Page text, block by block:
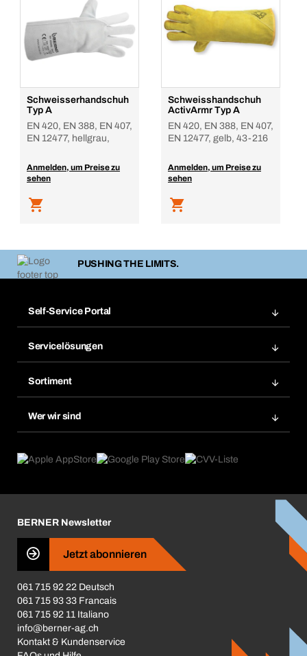
Schweisserhandschuh
Typ A
EN 420, EN 388, EN 407,
EN 12477, hellgrau,
Anmelden, um Preise zu
sehen
Schweisshandschuh
ActivArmr Typ A
EN 420, EN 388, EN 407,
EN 12477, gelb, 43-216
Anmelden, um Preise zu
sehen
PUSHING THE LIMITS.
Self-Service Portal
Merklisten
Nachbestellung
Dauerauftrag
Servicelösungen
Gefahrenstoffdatenbank
eProcurement
Produktfinder
Sortiment
Wer wir sind
Was uns antreibt
Business Conduct
BERNER Newsletter
Jetzt abonnieren
061 715 92 22 Deutsch
061 715 93 33 Francais
061 715 92 11 Italiano
info@berner-ag.ch
Kontakt & Kundenservice